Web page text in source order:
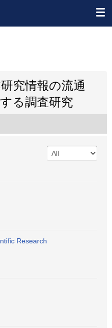
究情報の流通
る調査研究
Research